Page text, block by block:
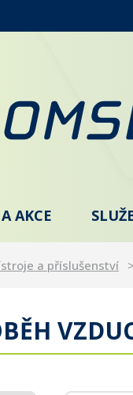
AKCE
a příslušenství